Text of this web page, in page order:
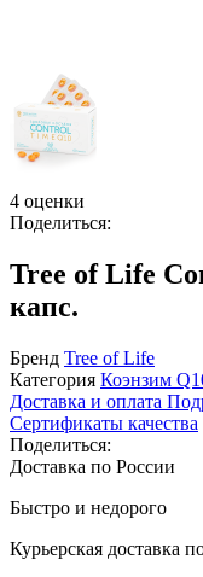
4 оценки
Поделиться:
Tree of Life
капс.
Бренд Tree of Life
Категория Коэнзим
Доставка и оплата
Сертификаты качества
Поделиться:
Доставка по России
Быстро и недорого
Курьерская доставка